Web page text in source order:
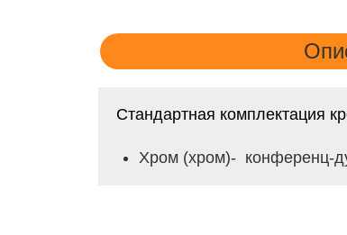
Стандартная комплектация
Хром (хром)- конференц-